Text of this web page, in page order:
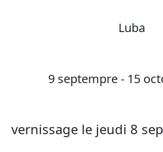
Luba
9 septempre - 15
vernissage le jeudi 8